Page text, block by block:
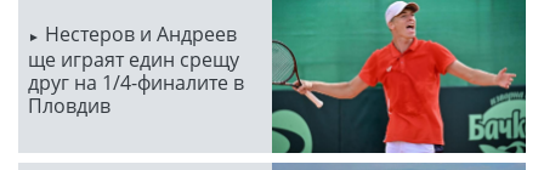
Нестеров и Андреев
ще играят един срещу
друг на 1/4-финалите в
Пловдив